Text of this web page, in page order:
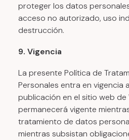
proteger los datos
acceso no autorizado, uso
destrucción.
9. Vigencia
La presente Política de
Personales entra en vigencia
publicación en el sitio web de
permanecerá vigente
tratamiento de datos
mientras subsistan